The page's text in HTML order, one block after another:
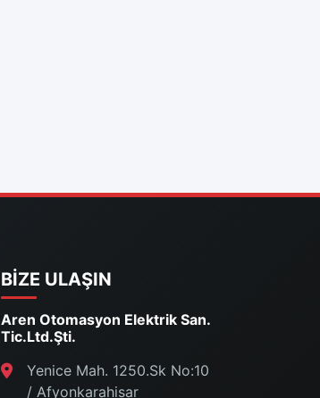
BIZE ULAŞIN
Aren Otomasyon Elektrik San.
Tic.Ltd.Şti.
Yenice Mah. 1250.Sk No:10
/ Afyonkarahisar